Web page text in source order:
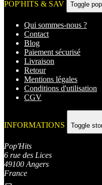
POP'HITS & SAV Toggle
Qui sommes-nous ?
Contact
Blog
Paiement sécurisé
Livraison
Retour
Mentions légales
Conditions d'utilisation
CGV
INFORMATIONS Toggle
Pop'Hits
6 rue des Lices
49100 Angers
France